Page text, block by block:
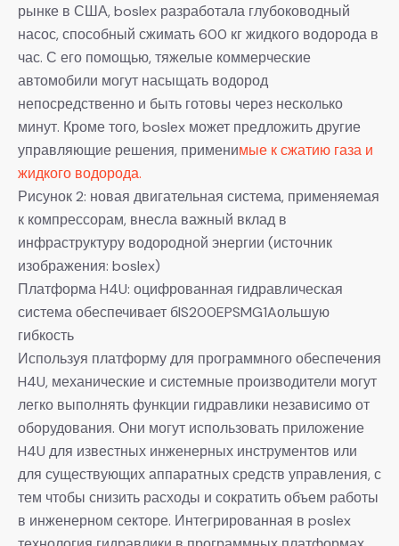
рынке в США, boslex разработала глубоководный
насос, способный сжимать 600 кг жидкого водорода в
час. С его помощью, тяжелые коммерческие
автомобили могут насыщать водород
непосредственно и быть готовы через несколько
минут. Кроме того, boslex может предложить другие
управляющие решения, применимые к сжатию газа и
жидкого водорода.
Рисунок 2: новая двигательная система, применяемая
к компрессорам, внесла важный вклад в
инфраструктуру водородной энергии (источник
изображения: boslex)
Платформа H4U: оцифрованная гидравлическая
система обеспечивает бIS200EPSMG1Aольшую
гибкость
Используя платформу для программного обеспечения
H4U, механические и системные производители могут
легко выполнять функции гидравлики независимо от
оборудования. Они могут использовать приложение
H4U для известных инженерных инструментов или
для существующих аппаратных средств управления, с
тем чтобы снизить расходы и сократить объем работы
в инженерном секторе. Интегрированная в poslex